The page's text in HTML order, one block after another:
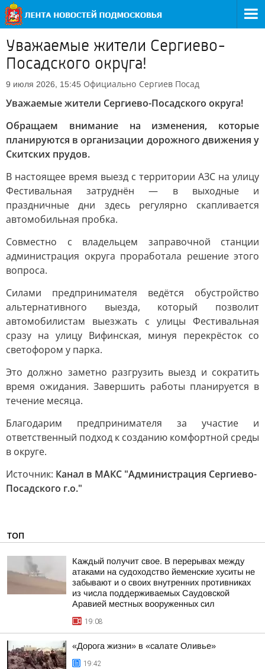
Уважаемые жители Сергиево-
Посадского округа!
9 июля 2026, 15:45 Официально Сергиев Посад
Уважаемые жители Сергиево-Посадского округа!
Обращаем внимание на изменения, которые
планируются в организации дорожного движения у
Скитских прудов.
В настоящее время выезд с территории АЗС на улицу
Фестивальная затруднён — в выходные и
праздничные дни здесь регулярно скапливается
автомобильная пробка.
Совместно с владельцем заправочной станции
администрация округа проработала решение этого
вопроса.
Силами предпринимателя ведётся обустройство
альтернативного выезда, который позволит
автомобилистам выезжать с улицы Фестивальная
сразу на улицу Вифинская, минуя перекрёсток со
светофором у парка.
Это должно заметно разгрузить выезд и сократить
время ожидания. Завершить работы планируется в
течение месяца.
Благодарим предпринимателя за участие и
ответственный подход к созданию комфортной среды
в округе.
Источник: Канал в МАКС "Администрация Сергиево-
Посадского г.о."
ТОП
Каждый получит свое. В перерывах между
атаками на судоходство йеменские хуситы не
забывают и о своих внутренних противниках
из числа поддерживаемых Саудовской
Аравией местных вооруженных сил
19:08
«Дорога жизни» в «салате Оливье»
19:42